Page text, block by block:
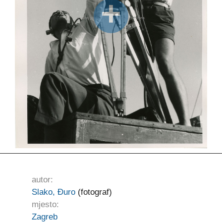
autor:
Slako, Đuro(fotograf)
mjesto:
Zagreb